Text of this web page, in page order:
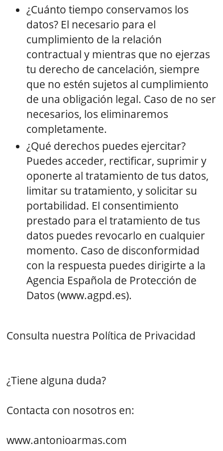
¿Cuánto tiempo conservamos los
datos? El necesario para el
cumplimiento de la relación
contractual y mientras que no ejerzas
tu derecho de cancelación, siempre
que no estén sujetos al cumplimiento
de una obligación legal. Caso de no ser
necesarios, los eliminaremos
completamente.
¿Qué derechos puedes ejercitar?
Puedes acceder, rectificar, suprimir y
oponerte al tratamiento de tus datos,
limitar su tratamiento, y solicitar su
portabilidad. El consentimiento
prestado para el tratamiento de tus
datos puedes revocarlo en cualquier
momento. Caso de disconformidad
con la respuesta puedes dirigirte a la
Agencia Española de Protección de
Datos (www.agpd.es).
Consulta nuestra Política de Privacidad
¿Tiene alguna duda?
Contacta con nosotros en:
www.antonioarmas.com